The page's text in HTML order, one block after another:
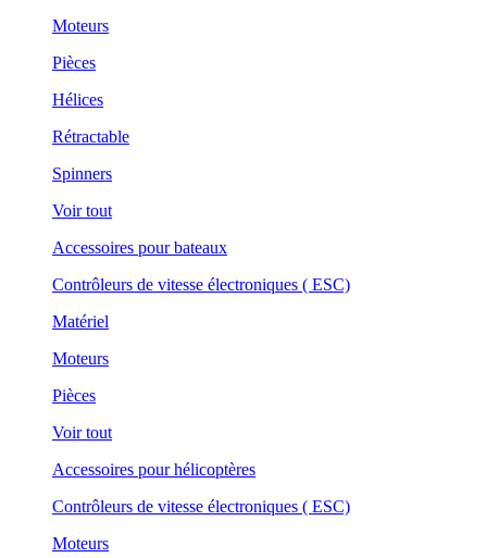
Moteurs
Pièces
Hélices
Rétractable
Spinners
Voir tout
Accessoires pour bateaux
Contrôleurs de vitesse électroniques ( ESC)
Matériel
Moteurs
Pièces
Voir tout
Accessoires pour hélicoptères
Contrôleurs de vitesse électroniques ( ESC)
Moteurs